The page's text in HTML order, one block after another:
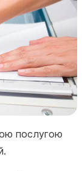
послугою